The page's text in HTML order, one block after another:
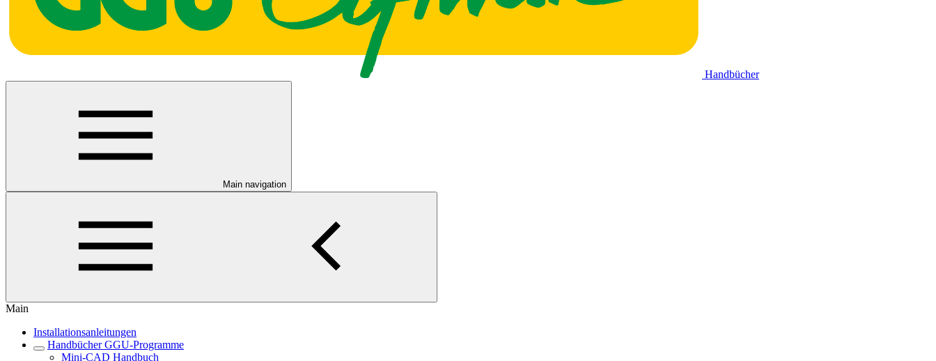
Handbücher
Main navigation
Main
Installationsanleitungen
Handbücher GGU-Programme
Mini-CAD Handbuch